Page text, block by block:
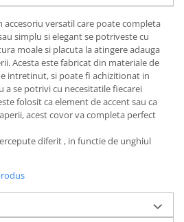
versatil care poate completa
simplu si elegant se potriveste cu
moale si placuta la atingere adauga
Acesta este fabricat din materiale de
intretinut, si poate fi achizitionat in
a se potrivi cu necesitatile fiecarei
folosit ca element de accent sau ca
acest covor va completa perfect
diferit , in functie de unghiul